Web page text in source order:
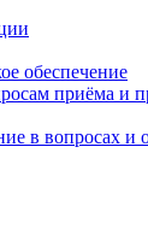
обеспечение
приёма и
в вопросах и